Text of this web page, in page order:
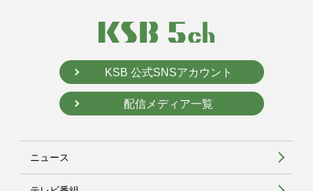
KSB 公式SNSアカウント
配信メディア一覧
ニュース